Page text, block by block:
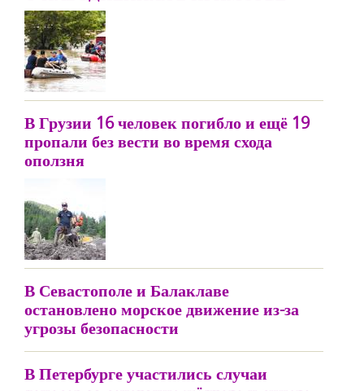
В Грузии 16 человек погибло и ещё 19
пропали без вести во время схода
оползня
В Севастополе и Балаклаве
остановлено морское движение из-за
угрозы безопасности
В Петербурге участились случаи